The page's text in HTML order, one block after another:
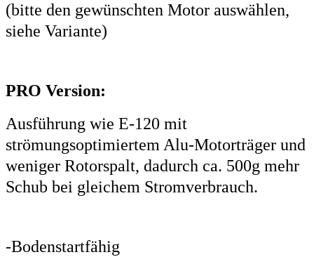
(bitte den gewünschten Motor auswählen,
siehe Variante)
PRO Version:
Ausführung wie E-120 mit
strömungsoptimiertem Alu-Motorträger und
weniger Rotorspalt, dadurch ca. 500g mehr
Schub bei gleichem Stromverbrauch.
-Bodenstartfähig